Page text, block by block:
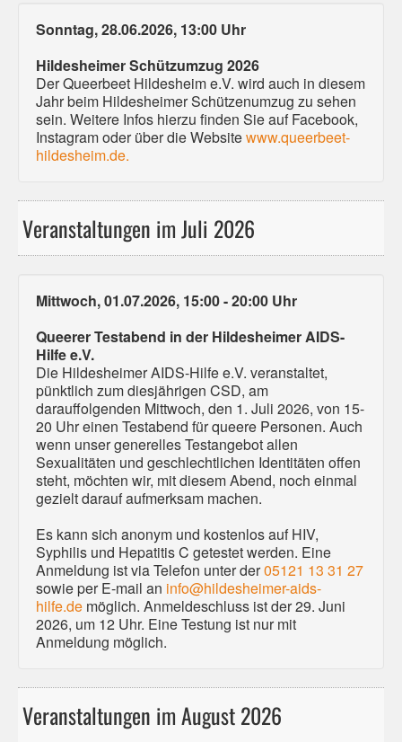
Sonntag, 28.06.2026, 13:00 Uhr
Hildesheimer Schützumzug 2026
Der Queerbeet Hildesheim e.V. wird auch in diesem
Jahr beim Hildesheimer Schützenumzug zu sehen
sein. Weitere Infos hierzu finden Sie auf Facebook,
Instagram oder über die Websitewww.queerbeet-
hildesheim.de.
Veranstaltungen im Juli 2026
Mittwoch, 01.07.2026, 15:00 - 20:00 Uhr
Queerer Testabend in der Hildesheimer AIDS-
Hilfe e.V.
Die Hildesheimer AIDS-Hilfe e.V. veranstaltet,
pünktlich zum diesjährigen CSD, am
darauffolgenden Mittwoch, den 1. Juli 2026, von 15-
20 Uhr einen Testabend für queere Personen. Auch
wenn unser generelles Testangebot allen
Sexualitäten und geschlechtlichen Identitäten offen
steht, möchten wir, mit diesem Abend, noch einmal
gezielt darauf aufmerksam machen.
Es kann sich anonym und kostenlos auf HIV,
Syphilis und Hepatitis C getestet werden. Eine
Anmeldung ist via Telefon unter der05121 13 31 27
sowie per E-mail an info@hildesheimer-aids-
hilfe.de möglich. Anmeldeschluss ist der 29. Juni
2026, um 12 Uhr. Eine Testung ist nur mit
Anmeldung möglich.
Veranstaltungen im August 2026